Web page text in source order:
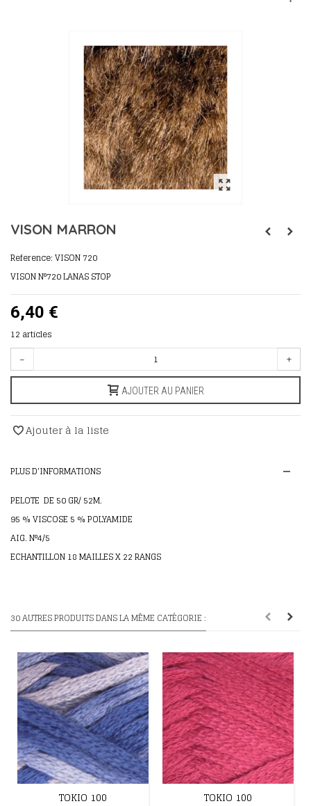
VISON MARRON
Reference:VISON 720
VISON N°720 LANAS STOP
6,40 €
12 articles
- +
AJOUTER AU PANIER
Ajouter à la liste
PLUS D'INFORMATIONS
PELOTE DE 50 GR/ 52M.
95 % VISCOSE 5 % POLYAMIDE
AIG. N°4/5
ECHANTILLON 18 MAILLES X 22 RANGS
30 AUTRES PRODUITS DANS LA MÊME CATÉGORIE :
TOKIO 100 TOKIO 100